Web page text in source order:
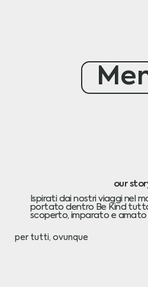
our
Ispirati dai nostri viaggi nel
portato dentro Be Kind
scoperto, imparato e amato
per tutti, ovunque